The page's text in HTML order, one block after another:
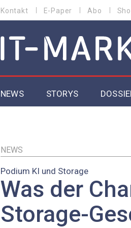
Kontakt E-Paper Abo
MAIN NAVIGATION
NEWS STORYS
EU-
NEWS
Podium KI und Storage
Was der
Storage-